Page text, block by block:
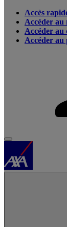
Accès
Accéder au
Accéder
Accéder au